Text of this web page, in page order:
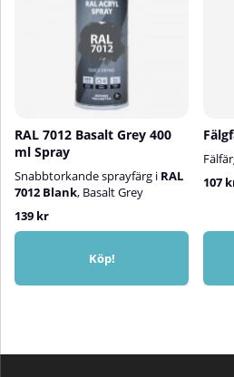
RAL 7012 Basalt Grey 400
ml Spray
Snabbtorkande sprayfärg i RAL
7012 Blank, Basalt Grey
139 kr
Köp!
107